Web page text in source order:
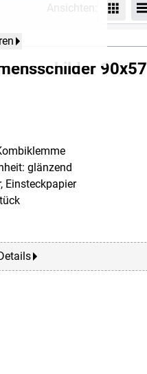
Ansichten:
90x57
glänzend
Einsteckpapier